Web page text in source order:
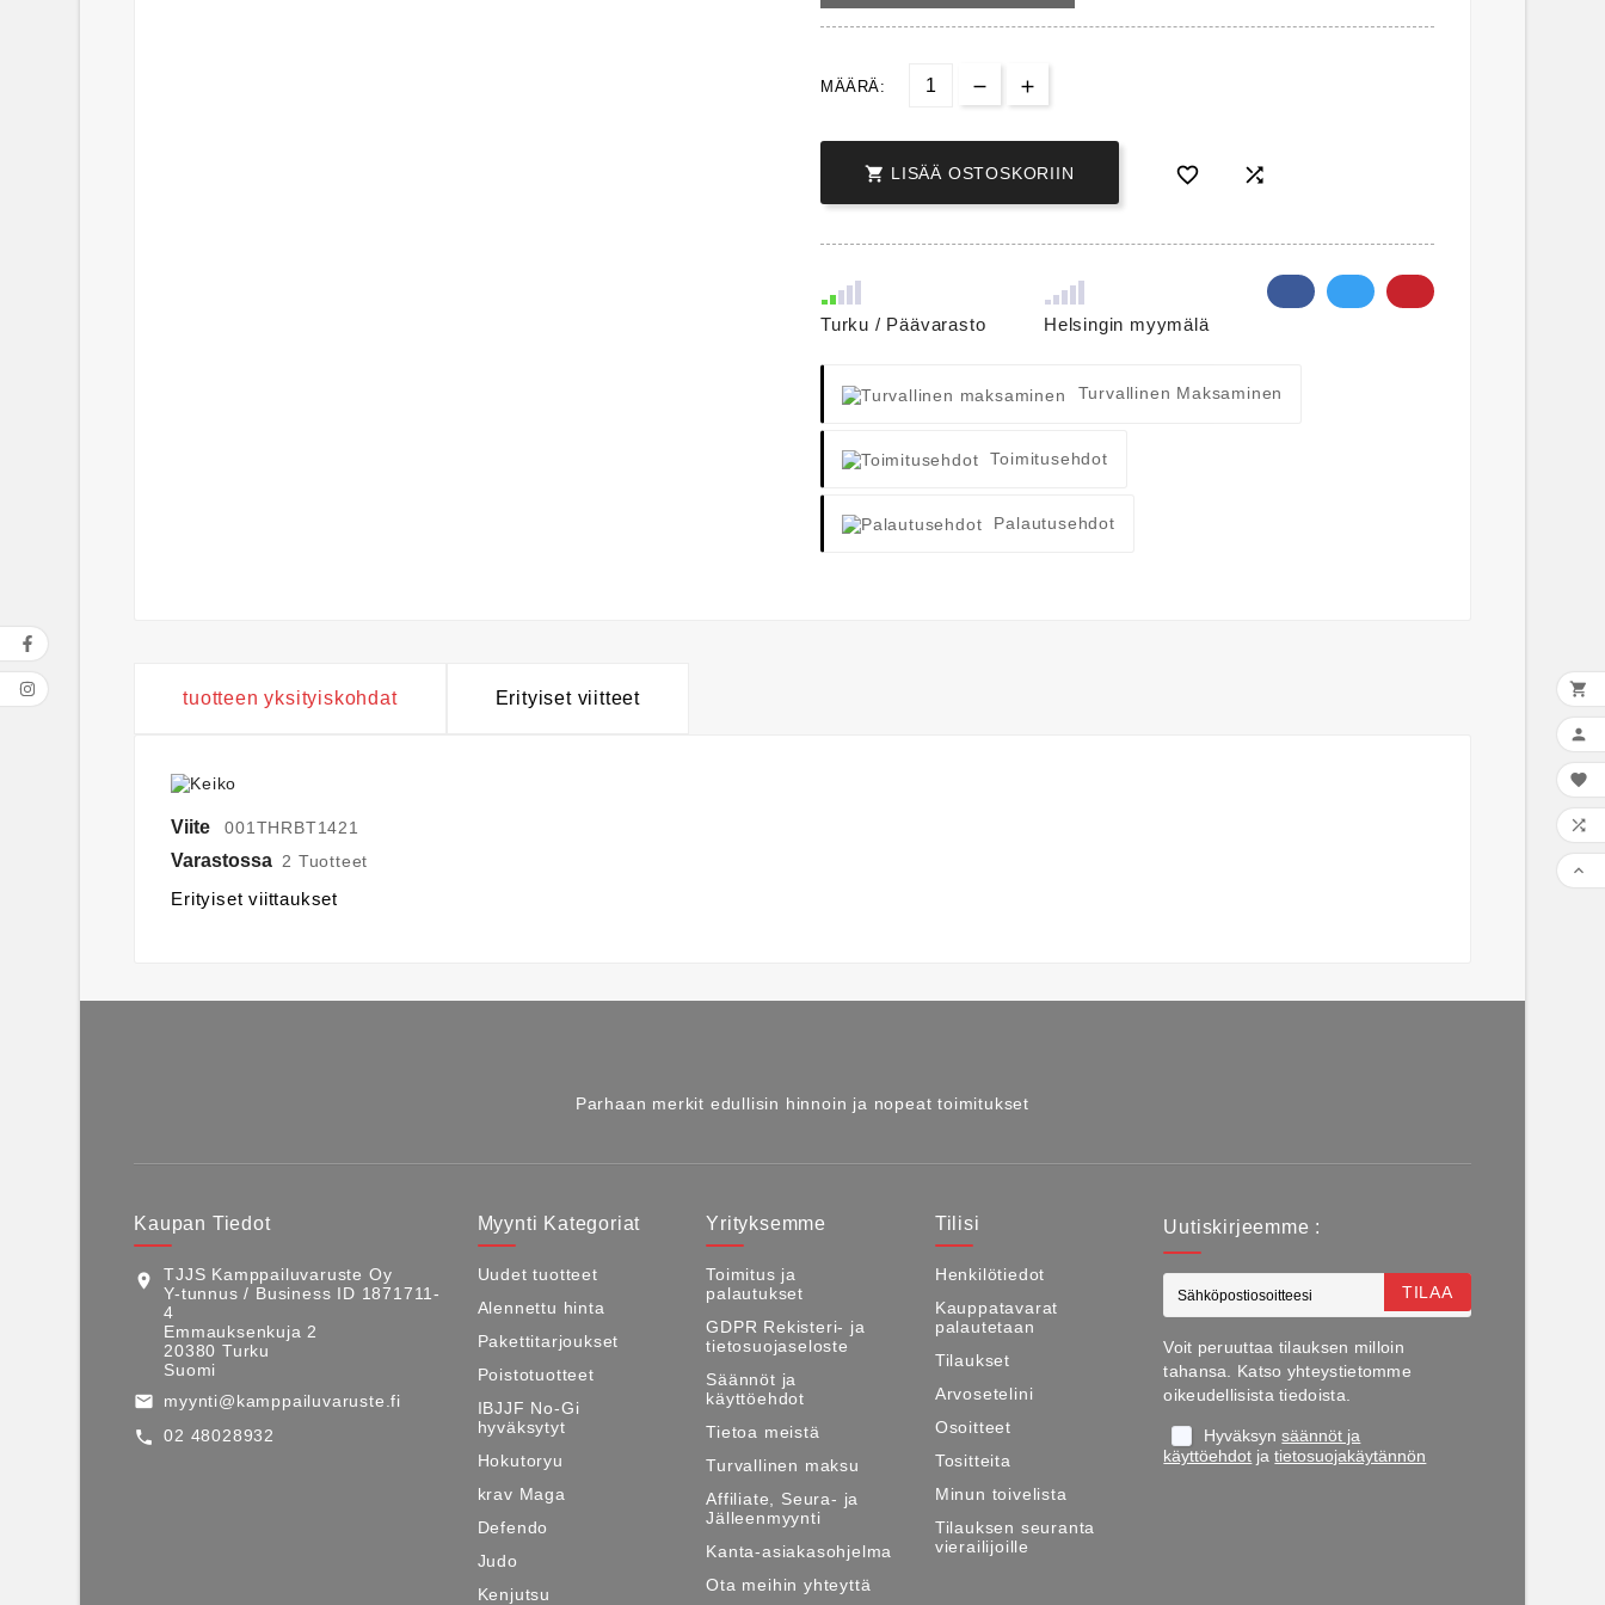
MÄÄRÄ:
 LISÄÄ OSTOSKORIIN  
Turku / Päävarasto Helsingin myymälä
Turvallinen Maksaminen
Toimitusehdot
Palautusehdot
tuotteen yksityiskohdat Erityiset viitteet
Viite 001THRBT1421
Varastossa 2 Tuotteet
Erityiset viittaukset
Parhaan merkit edullisin hinnoin ja nopeat toimitukset
Kaupan Tiedot
location_on
TJJS Kamppailuvaruste Oy
Y-tunnus / Business ID 1871711-
4
Emmauksenkuja 2
20380 Turku
Suomi
email myynti@kamppailuvaruste.fi
call 02 48028932
Myynti Kategoriat
Uudet tuotteet
Alennettu hinta
Pakettitarjoukset
Poistotuotteet
IBJJF No-Gi
hyväksytyt
Hokutoryu
krav Maga
Defendo
Judo
Kenjutsu
Yrityksemme
Toimitus ja
palautukset
GDPR Rekisteri- ja
tietosuojaseloste
Säännöt ja
käyttöehdot
Tietoa meistä
Turvallinen maksu
Affiliate, Seura- ja
Jälleenmyynti
Kanta-asiakasohjelma
Ota meihin yhteyttä
Tilisi
Henkilötiedot
Kauppatavarat
palautetaan
Tilaukset
Arvosetelini
Osoitteet
Tositteita
Minun toivelista
Tilauksen seuranta
vierailijoille
Uutiskirjeemme :
TILAA
Voit peruuttaa tilauksen milloin
tahansa. Katso yhteystietomme
oikeudellisista tiedoista.
Hyväksynsäännöt ja
käyttöehdot jatietosuojakäytännön




